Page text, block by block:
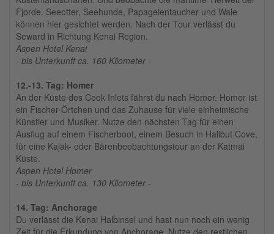
Fjorde. Seeotter, Seehunde, Papageientaucher und Wale
können hier gesichtet werden. Nach der Tour verlässt du
Seward in Richtung Kenai Region.
Aspen Hotel Kenai
- bis Unterkunft ca. 160 Kilometer -
12.-13. Tag: Homer
An der Küste des Cook Inlets fährst du nach Homer. Homer ist
ein Fischer-Örtchen und das Zuhause für viele einheimische
Künstler und Musiker. Nutze den nächsten Tag für einen
Ausflug auf einem Fischerboot, einem Besuch in Halibut Cove,
für eine Kajak- oder Bärenbeobachtungstour an der Katmai
Küste.
Aspen Hotel Homer
- bis Unterkunft ca. 130 Kilometer -
14. Tag: Anchorage
Du verlässt die Kenai Halbinsel und hast nun noch ein wenig
Zeit für die Erkundung von Anchorage. Nutze den restlichen